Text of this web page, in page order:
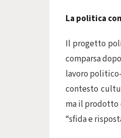
La politica
Il progetto
comparsa
lavoro
contesto
ma il prodotto
“sfida e